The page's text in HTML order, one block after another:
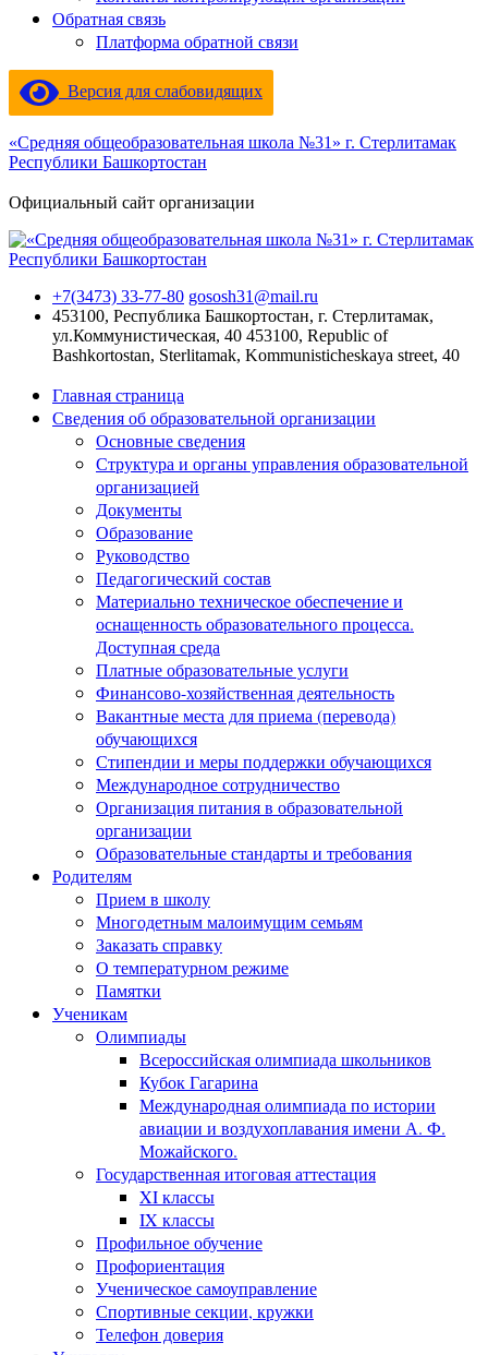
Обратная связь
Платформа обратной связи
Версия для слабовидящих
«Средняя общеобразовательная школа №31» г. Стерлитамак
Республики Башкортостан
Официальный сайт организации
+7(3473) 33-77-80 gososh31@mail.ru
453100, Республика Башкортостан, г. Стерлитамак,
ул.Коммунистическая, 40 453100, Republic of
Bashkortostan, Sterlitamak, Kommunisticheskaya street, 40
Главная страница
Сведения об образовательной организации
Основные сведения
Структура и органы управления образовательной
организацией
Документы
Образование
Руководство
Педагогический состав
Материально техническое обеспечение и
оснащенность образовательного процесса.
Доступная среда
Платные образовательные услуги
Финансово-хозяйственная деятельность
Вакантные места для приема (перевода)
обучающихся
Стипендии и меры поддержки обучающихся
Международное сотрудничество
Организация питания в образовательной
организации
Образовательные стандарты и требования
Родителям
Прием в школу
Многодетным малоимущим семьям
Заказать справку
О температурном режиме
Памятки
Ученикам
Олимпиады
Всероссийская олимпиада школьников
Кубок Гагарина
Международная олимпиада по истории
авиации и воздухоплавания имени А. Ф.
Можайского.
Государственная итоговая аттестация
XI классы
IX классы
Профильное обучение
Профориентация
Ученическое самоуправление
Спортивные секции, кружки
Телефон доверия